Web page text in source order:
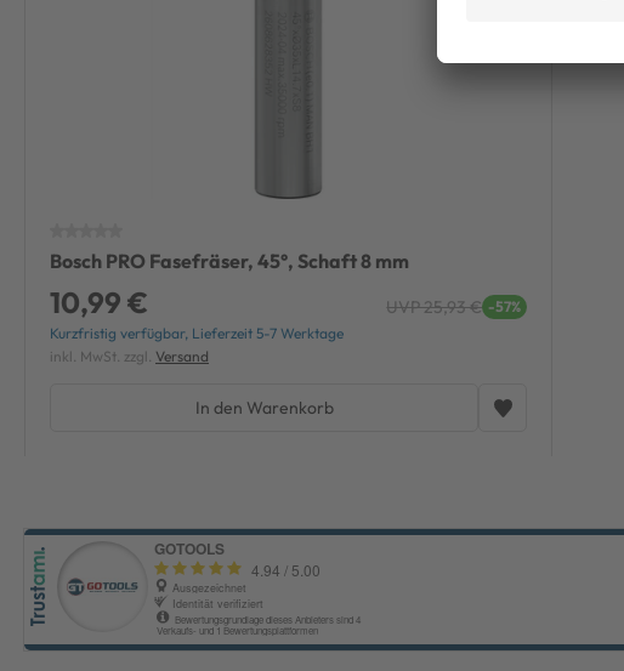
Bosch PRO Fasefräser, 45°, Schaft 8 mm
10,99 € UVP 25,93 € -57%
Kurzfristig verfügbar, Lieferzeit 5-7 Werktage
inkl. MwSt. zzgl. Versand
In den Warenkorb